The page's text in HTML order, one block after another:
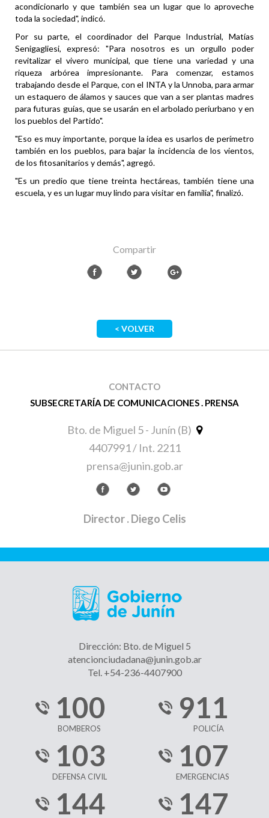
acondicionarlo y que también sea un lugar que lo aproveche
toda la sociedad", indicó.
Por su parte, el coordinador del Parque Industrial, Matías
Senigagliesi, expresó: "Para nosotros es un orgullo poder
revitalizar el vivero municipal, que tiene una variedad y una
riqueza arbórea impresionante. Para comenzar, estamos
trabajando desde el Parque, con el INTA y la Unnoba, para armar
un estaquero de álamos y sauces que van a ser plantas madres
para futuras guías, que se usarán en el arbolado periurbano y en
los pueblos del Partido".
"Eso es muy importante, porque la idea es usarlos de perímetro
también en los pueblos, para bajar la incidencia de los vientos,
de los fitosanitarios y demás", agregó.
"Es un predio que tiene treinta hectáreas, también tiene una
escuela, y es un lugar muy lindo para visitar en familia", finalizó.
Compartir
< VOLVER
CONTACTO
SUBSECRETARÍA DE COMUNICACIONES . PRENSA
Bto. de Miguel 5 - Junín (B)
4407991 / Int. 2211
prensa@junin.gob.ar
Director. Diego Celis
Dirección: Bto. de Miguel 5
atencionciudadana@junin.gob.ar
Tel. +54-236-4407900
100
BOMBEROS
911
POLICÍA
103
DEFENSA CIVIL
107
EMERGENCIAS
144 147